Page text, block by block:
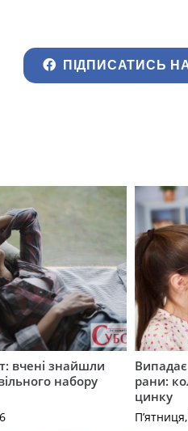
ПІДПИСАТИСЬ
вчені знайшли
набору
Випадає
рани:
цинку